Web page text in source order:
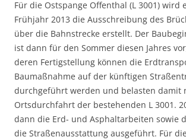
Für die Ostspange Offenthal (L 3001) wird
Frühjahr 2013 die Ausschreibung des
über die Bahnstrecke erstellt. Der
ist dann für den Sommer diesen Jahres
deren Fertigstellung können die
Baumaßnahme auf der künftigen
durchgeführt werden und belasten damit
Ortsdurchfahrt der bestehenden L 3001.
dann die Erd- und Asphaltarbeiten sowie
die Straßenausstattung ausgeführt. Für